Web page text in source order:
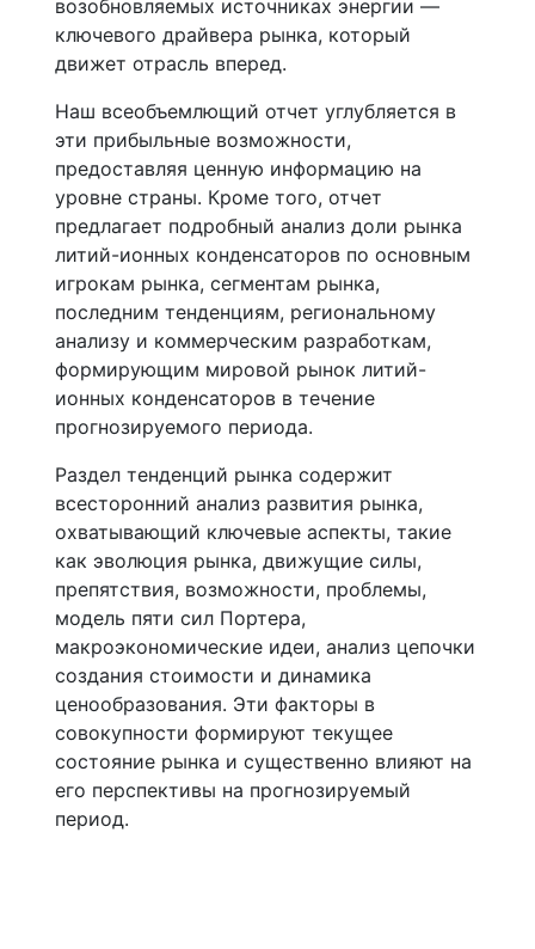
возобновляемых источниках энергии —
ключевого драйвера рынка, который
движет отрасль вперед.
Наш всеобъемлющий отчет углубляется в
эти прибыльные возможности,
предоставляя ценную информацию на
уровне страны. Кроме того, отчет
предлагает подробный анализ доли рынка
литий-ионных конденсаторов по основным
игрокам рынка, сегментам рынка,
последним тенденциям, региональному
анализу и коммерческим разработкам,
формирующим мировой рынок литий-
ионных конденсаторов в течение
прогнозируемого периода.
Раздел тенденций рынка содержит
всесторонний анализ развития рынка,
охватывающий ключевые аспекты, такие
как эволюция рынка, движущие силы,
препятствия, возможности, проблемы,
модель пяти сил Портера,
макроэкономические идеи, анализ цепочки
создания стоимости и динамика
ценообразования. Эти факторы в
совокупности формируют текущее
состояние рынка и существенно влияют на
его перспективы на прогнозируемый
период.